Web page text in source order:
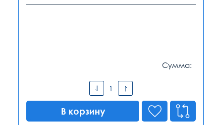
Сумма:
В корзину